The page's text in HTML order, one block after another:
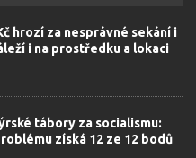
hrozí za nesprávné sekání i
i na prostředku a lokaci
tábory za socialismu:
získá 12 ze 12 bodů